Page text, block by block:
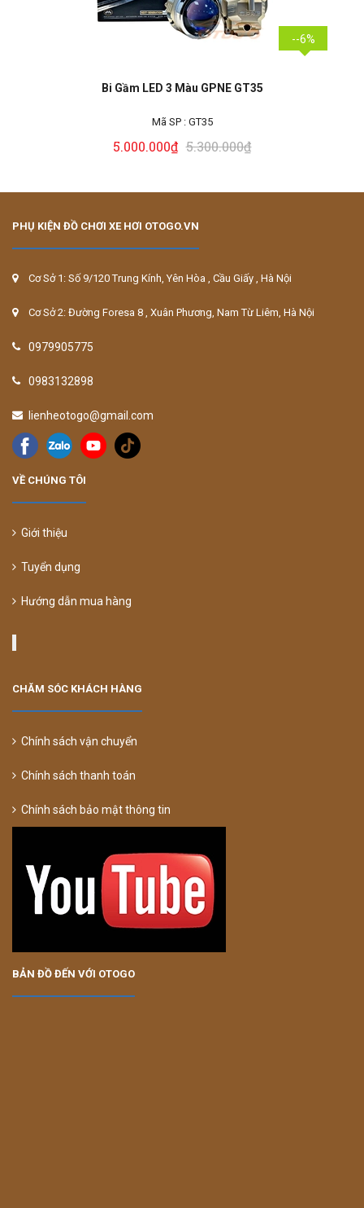
--6%
Bi Gầm LED 3 Màu GPNE GT35
Mã SP : GT35
5.000.000₫ 5.300.000₫
PHỤ KIỆN ĐỒ CHƠI XE HƠI OTOGO.VN
Cơ Sở 1: Số 9/120 Trung Kính, Yên Hòa , Cầu Giấy , Hà Nội
Cơ Sở 2: Đường Foresa 8 , Xuân Phương, Nam Từ Liêm, Hà Nội
0979905775
0983132898
lienheotogo@gmail.com
VỀ CHÚNG TÔI
Giới thiệu
Tuyển dụng
Hướng dẫn mua hàng
CHĂM SÓC KHÁCH HÀNG
Chính sách vận chuyển
Chính sách thanh toán
Chính sách bảo mật thông tin
BẢN ĐỒ ĐẾN VỚI OTOGO